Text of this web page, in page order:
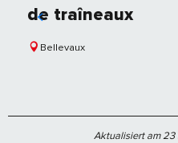
de traîneaux
Bellevaux
Aktualisiert am